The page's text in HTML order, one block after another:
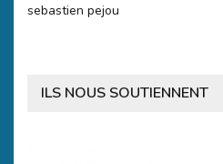
sebastien pejou
ILS NOUS SOUTIENNENT